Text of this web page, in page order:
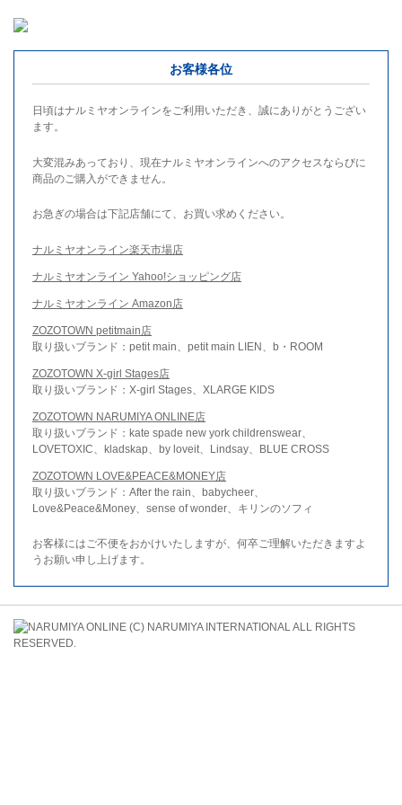
お客様各位
日頃はナルミヤオンラインをご利用いただき、誠にありがとうござい
ます。
大変混みあっており、現在ナルミヤオンラインへのアクセスならびに
商品のご購入ができません。
お急ぎの場合は下記店舗にて、お買い求めください。
ナルミヤオンライン楽天市場店
ナルミヤオンライン Yahoo!ショッピング店
ナルミヤオンライン Amazon店
ZOZOTOWN petitmain店
取り扱いブランド：petit main、petit main LIEN、b・ROOM
ZOZOTOWN X-girl Stages店
取り扱いブランド：X-girl Stages、XLARGE KIDS
ZOZOTOWN NARUMIYA ONLINE店
取り扱いブランド：kate spade new york childrenswear、
LOVETOXIC、kladskap、by loveit、Lindsay、BLUE CROSS
ZOZOTOWN LOVE&PEACE&MONEY店
取り扱いブランド：After the rain、babycheer、
Love&Peace&Money、sense of wonder、キリンのソフィ
お客様にはご不便をおかけいたしますが、何卒ご理解いただきますよ
うお願い申し上げます。